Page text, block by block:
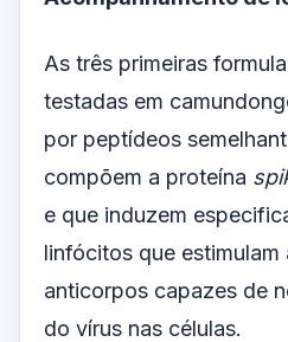
As três primeiras
testadas em
por peptídeos
compõem a proteína
e que induzem
linfócitos que
anticorpos capazes de
do vírus nas células.